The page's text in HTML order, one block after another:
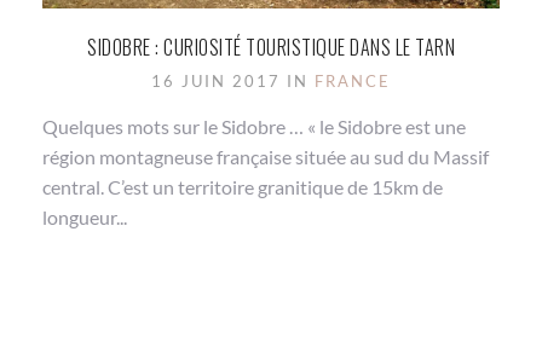
SIDOBRE : CURIOSITÉ TOURISTIQUE DANS LE TARN
16 JUIN 2017 IN FRANCE
Quelques mots sur le Sidobre … « le Sidobre est une
région montagneuse française située au sud du Massif
central. C’est un territoire granitique de 15km de
longueur...